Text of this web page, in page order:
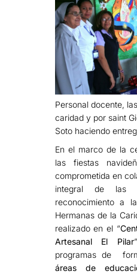
Personal docente,
caridad y por saint
Soto haciendo
En el marco de la
las fiestas
comprometida en
integral de las
reconocimiento a
Hermanas de la
realizado en el “
Artesanal El Pilar
programas de
áreas de